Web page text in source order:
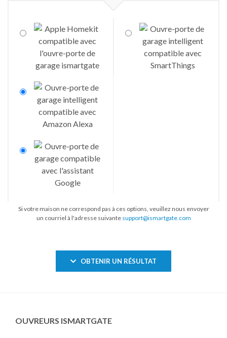
Si votre maison ne correspond pas à ces options, veuillez nous envoyer
un courriel à l'adresse suivante support@ismartgate.com
OBTENIR UN RÉSULTAT
OUVREURS ISMARTGATE